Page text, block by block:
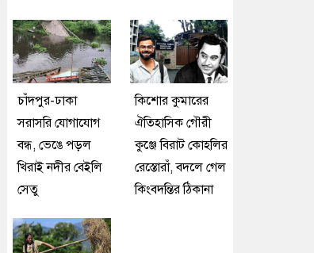
চাঁদপুর-ঢাকা
সরাসরি যোগাযোগ
বন্ধ, ভেঙে পড়ল
খিরাই নদীর বেইলি
সেতু
কিশোর কুমারের
ঐতিহাসিক গৌরী
কুঞ্জে বিরাট কোহলির
রেস্তোরাঁ, বদলে গেল
কিংবদন্তির ঠিকানা